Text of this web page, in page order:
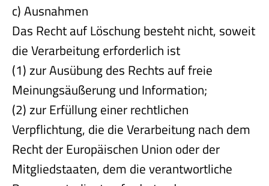
c) Ausnahmen
Das Recht auf Löschung besteht nicht, soweit
die Verarbeitung erforderlich ist
(1) zur Ausübung des Rechts auf freie
Meinungsäußerung und Information;
(2) zur Erfüllung einer rechtlichen
Verpflichtung, die die Verarbeitung nach dem
Recht der Europäischen Union oder der
Mitgliedstaaten, dem die verantwortliche